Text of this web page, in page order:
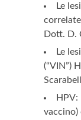
Le
Dott. D.
Le
(“VIN”)
HPV: